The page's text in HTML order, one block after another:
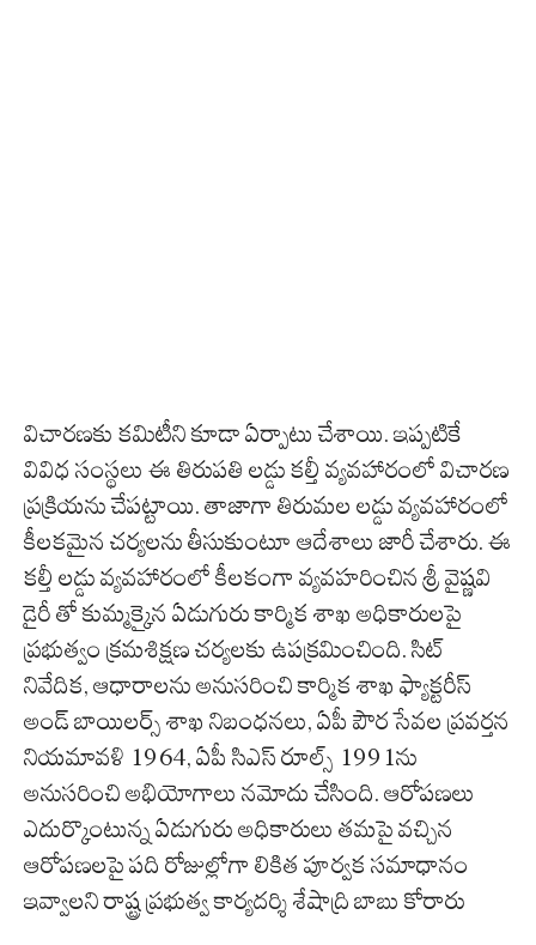
విచారణకు కమిటీని కూడా ఏర్పాటు చేశాయి. ఇప్పటికే
వివిధ సంస్థలు ఈ తిరుపతి లడ్డు కల్తీ వ్యవహారంలో విచారణ
ప్రక్రియను చేపట్టాయి. తాజాగా తిరుమల లడ్డు వ్యవహారంలో
కీలకమైన చర్యలను తీసుకుంటూ ఆదేశాలు జారీ చేశారు. ఈ
కల్తీ లడ్డు వ్యవహారంలో కీలకంగా వ్యవహరించిన శ్రీ వైష్ణవి
డైరీ తో కుమ్మక్కైన ఏడుగురు కార్మిక శాఖ అధికారులపై
ప్రభుత్వం క్రమశిక్షణ చర్యలకు ఉపక్రమించింది. సిట్
నివేదిక, ఆధారాలను అనుసరించి కార్మిక శాఖ ఫ్యాక్టరీస్
అండ్ బాయిలర్స్ శాఖ నిబంధనలు, ఏపీ పౌర సేవల ప్రవర్తన
నియమావళి 1964, ఏపీ సిఎస్ రూల్స్ 1991ను
అనుసరించి అభియోగాలు నమోదు చేసింది. ఆరోపణలు
ఎదుర్కొంటున్న ఏడుగురు అధికారులు తమపై వచ్చిన
ఆరోపణలపై పది రోజుల్లోగా లికిత పూర్వక సమాధానం
ఇవ్వాలని రాష్ట్ర ప్రభుత్వ కార్యదర్శి శేషాద్రి బాబు కోరారు